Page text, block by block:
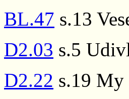
BL.47 s.13
D2.03 s.5
D2.22 s.19